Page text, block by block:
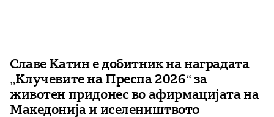
Славе Катин е добитник на наградата
„Клучевите на Преспа 2026“ за
животен придонес во афирмацијата на
Македонија и иселеништвото